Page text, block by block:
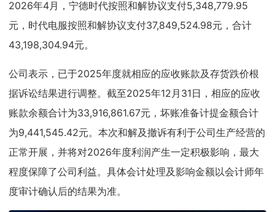
2026年4月，宁德时代按照和解协议支付5,348,779.95
元，时代电服按照和解协议支付37,849,524.98元，合计
43,198,304.94元。
公司表示，已于2025年度就相应的应收账款及存货跌价根
据诉讼结果进行调整。截至2025年12月31日，相应的应收
账款余额合计为33,916,861.67元，坏账准备计提金额合计
为9,441,545.42元。本次和解及撤诉有利于公司生产经营的
正常开展，并将对2026年度利润产生一定积极影响，最大
程度保障了公司利益。具体会计处理及影响金额以会计师年
度审计确认后的结果为准。